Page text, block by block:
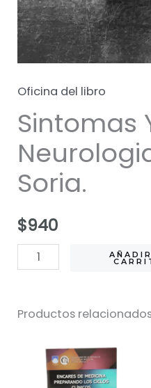
Oficina del libro
Sintomas
Soria.
$940
Sintomas
Y
En
Pebet
Productos